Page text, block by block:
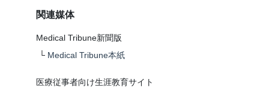
関連媒体
Medical Tribune新聞版
└ Medical Tribune本紙
医療従事者向け生涯教育サイト